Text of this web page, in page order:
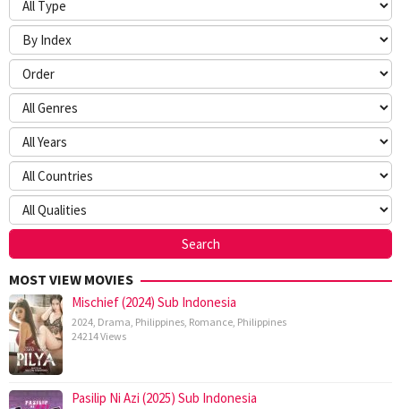
MOST VIEW MOVIES
Mischief (2024) Sub Indonesia
2024 Drama Philippines Romance Philippines
24214 Views
Pasilip Ni Azi (2025) Sub Indonesia